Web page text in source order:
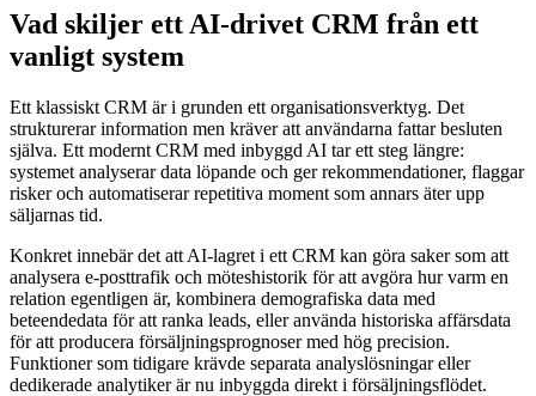
Vad skiljer ett AI-drivet CRM från ett
vanligt system
Ett klassiskt CRM är i grunden ett organisationsverktyg. Det
strukturerar information men kräver att användarna fattar besluten
själva. Ett modernt CRM med inbyggd AI tar ett steg längre:
systemet analyserar data löpande och ger rekommendationer, flaggar
risker och automatiserar repetitiva moment som annars äter upp
säljarnas tid.
Konkret innebär det att AI-lagret i ett CRM kan göra saker som att
analysera e-posttrafik och möteshistorik för att avgöra hur varm en
relation egentligen är, kombinera demografiska data med
beteendedata för att ranka leads, eller använda historiska affärsdata
för att producera försäljningsprognoser med hög precision.
Funktioner som tidigare krävde separata analyslösningar eller
dedikerade analytiker är nu inbyggda direkt i försäljningsflödet.